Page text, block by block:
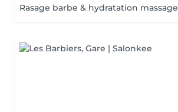
Rasage barbe & hydratation massage